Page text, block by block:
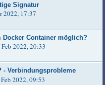
Signatur
2022, 17:37
Docker Container möglich?
Feb 2022, 20:33
- Verbindungsprobleme
2022, 09:53